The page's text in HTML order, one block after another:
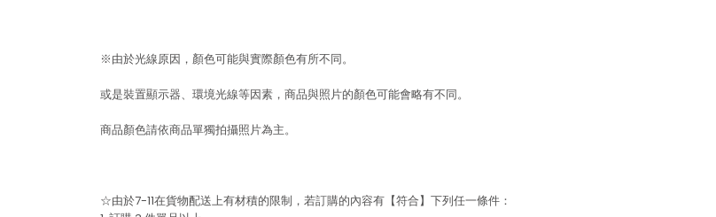
※由於光線原因，顏色可能與實際顏色有所不同。
或是裝置顯示器、環境光線等因素，商品與照片的顏色可能會略有不同。
商品顏色請依商品單獨拍攝照片為主。
☆由於7-11在貨物配送上有材積的限制，若訂購的內容有【符合】下列任一條件：